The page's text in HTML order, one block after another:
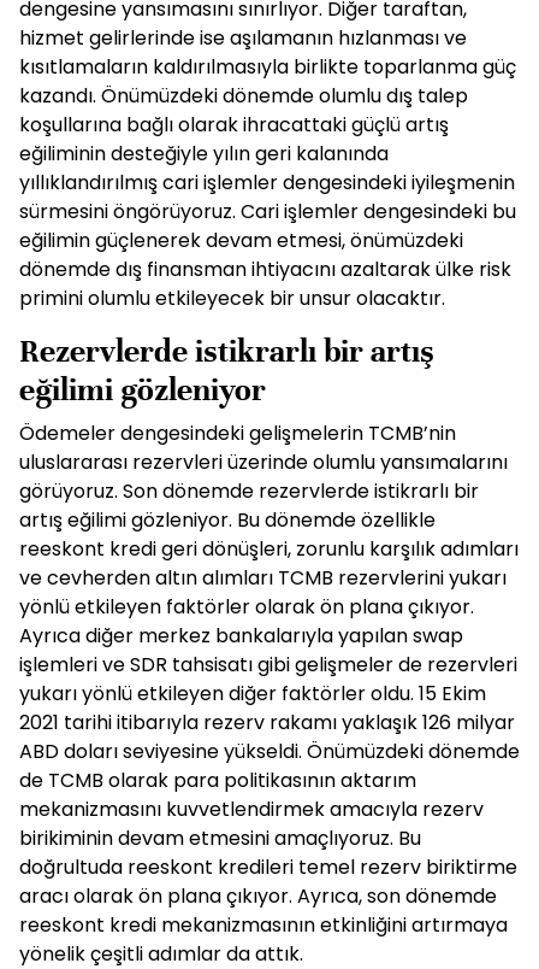
dengesine yansımasını sınırlıyor. Diğer taraftan,
hizmet gelirlerinde ise aşılamanın hızlanması ve
kısıtlamaların kaldırılmasıyla birlikte toparlanma güç
kazandı. Önümüzdeki dönemde olumlu dış talep
koşullarına bağlı olarak ihracattaki güçlü artış
eğiliminin desteğiyle yılın geri kalanında
yıllıklandırılmış cari işlemler dengesindeki iyileşmenin
sürmesini öngörüyoruz. Cari işlemler dengesindeki bu
eğilimin güçlenerek devam etmesi, önümüzdeki
dönemde dış finansman ihtiyacını azaltarak ülke risk
primini olumlu etkileyecek bir unsur olacaktır.
Rezervlerde istikrarlı bir artış
eğilimi gözleniyor
Ödemeler dengesindeki gelişmelerin TCMB’nin
uluslararası rezervleri üzerinde olumlu yansımalarını
görüyoruz. Son dönemde rezervlerde istikrarlı bir
artış eğilimi gözleniyor. Bu dönemde özellikle
reeskont kredi geri dönüşleri, zorunlu karşılık adımları
ve cevherden altın alımları TCMB rezervlerini yukarı
yönlü etkileyen faktörler olarak ön plana çıkıyor.
Ayrıca diğer merkez bankalarıyla yapılan swap
işlemleri ve SDR tahsisatı gibi gelişmeler de rezervleri
yukarı yönlü etkileyen diğer faktörler oldu. 15 Ekim
2021 tarihi itibarıyla rezerv rakamı yaklaşık 126 milyar
ABD doları seviyesine yükseldi. Önümüzdeki dönemde
de TCMB olarak para politikasının aktarım
mekanizmasını kuvvetlendirmek amacıyla rezerv
birikiminin devam etmesini amaçlıyoruz. Bu
doğrultuda reeskont kredileri temel rezerv biriktirme
aracı olarak ön plana çıkıyor. Ayrıca, son dönemde
reeskont kredi mekanizmasının etkinliğini artırmaya
yönelik çeşitli adımlar da attık.